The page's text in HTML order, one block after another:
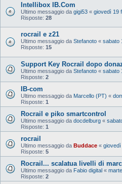
Intellibox IB.Com
Ultimo messaggio da gigi53 « giovedì 19
Risposte: 28
rocrail e z21
Ultimo messaggio da Stefanoto « sabato
Risposte: 15
Support Key Rocrail dopo
Ultimo messaggio da Stefanoto « sabato
Risposte: 2
IB-com
Ultimo messaggio da Marcello (PT) «
Risposte: 1
Rocrail e piko smartcontrol
Ultimo messaggio da docdelburg «
Risposte: 1
rocrail
Ultimo messaggio da Buddace « giovedì
Risposte: 5
Rocrail... scalatua livelli di
Ultimo messaggio da Fabio digital «
Risposte: 2